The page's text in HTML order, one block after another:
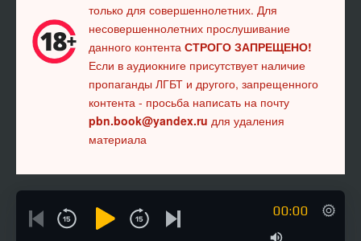
только для совершеннолетних. Для
несовершеннолетних прослушивание
данного контента СТРОГО ЗАПРЕЩЕНО!
Если в аудиокниге присутствует наличие
пропаганды ЛГБТ и другого, запрещенного
контента - просьба написать на почту
pbn.book@yandex.ru для удаления
материала
00:00